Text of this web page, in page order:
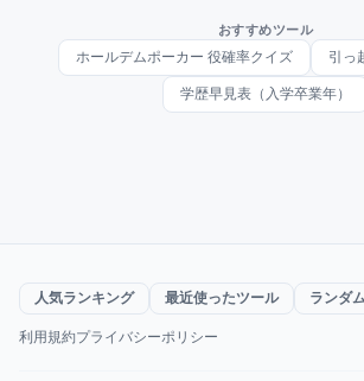
おすすめツール
ホールデムポーカー 役確率クイズ 引っ
学歴早見表（入学卒業年）
人気ランキング 最近使ったツール ランダ
利用規約プライバシーポリシー